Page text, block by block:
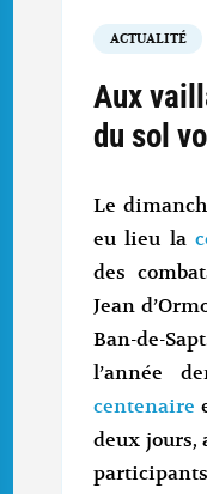
ACTUALITÉ
Aux
du sol
Le
eu lieu la
des
Jean
Ban-de-
l’année
centenaire
deux jours,